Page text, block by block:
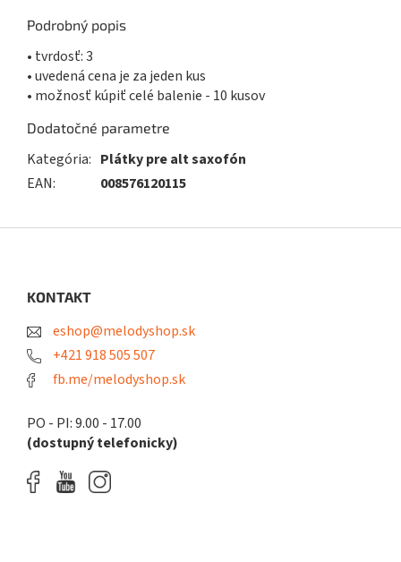
Podrobný popis
• tvrdosť: 3
• uvedená cena je za jeden kus
• možnosť kúpiť celé balenie - 10 kusov
Dodatočné parametre
Kategória: Plátky pre alt saxofón
EAN: 008576120115
KONTAKT
eshop@melodyshop.sk
+421 918 505 507
fb.me/melodyshop.sk
PO - PI: 9.00 - 17.00
(dostupný telefonicky)